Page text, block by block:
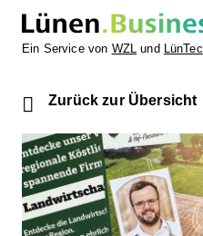
Ein Service von WZL und LünTec
Zurück zur Übersicht